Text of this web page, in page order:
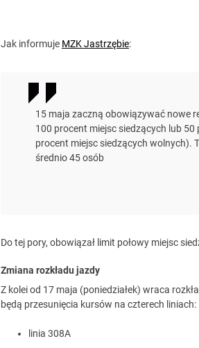
Jak informuje MZK Jastrzębie:
15 maja zaczną obowiązywać nowe
100 procent miejsc siedzących lub
procent miejsc siedzących wolnych).
średnio 45 osób
Do tej pory, obowiązał limit połowy miejsc
Zmiana rozkładu jazdy
Z kolei od 17 maja (poniedziałek) wraca
będą przesunięcia kursów na czterech liniach:
linia 308A